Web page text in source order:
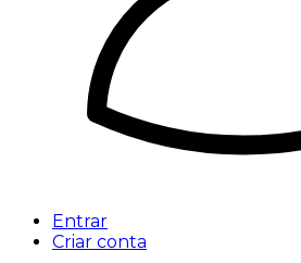
Entrar
Criar conta